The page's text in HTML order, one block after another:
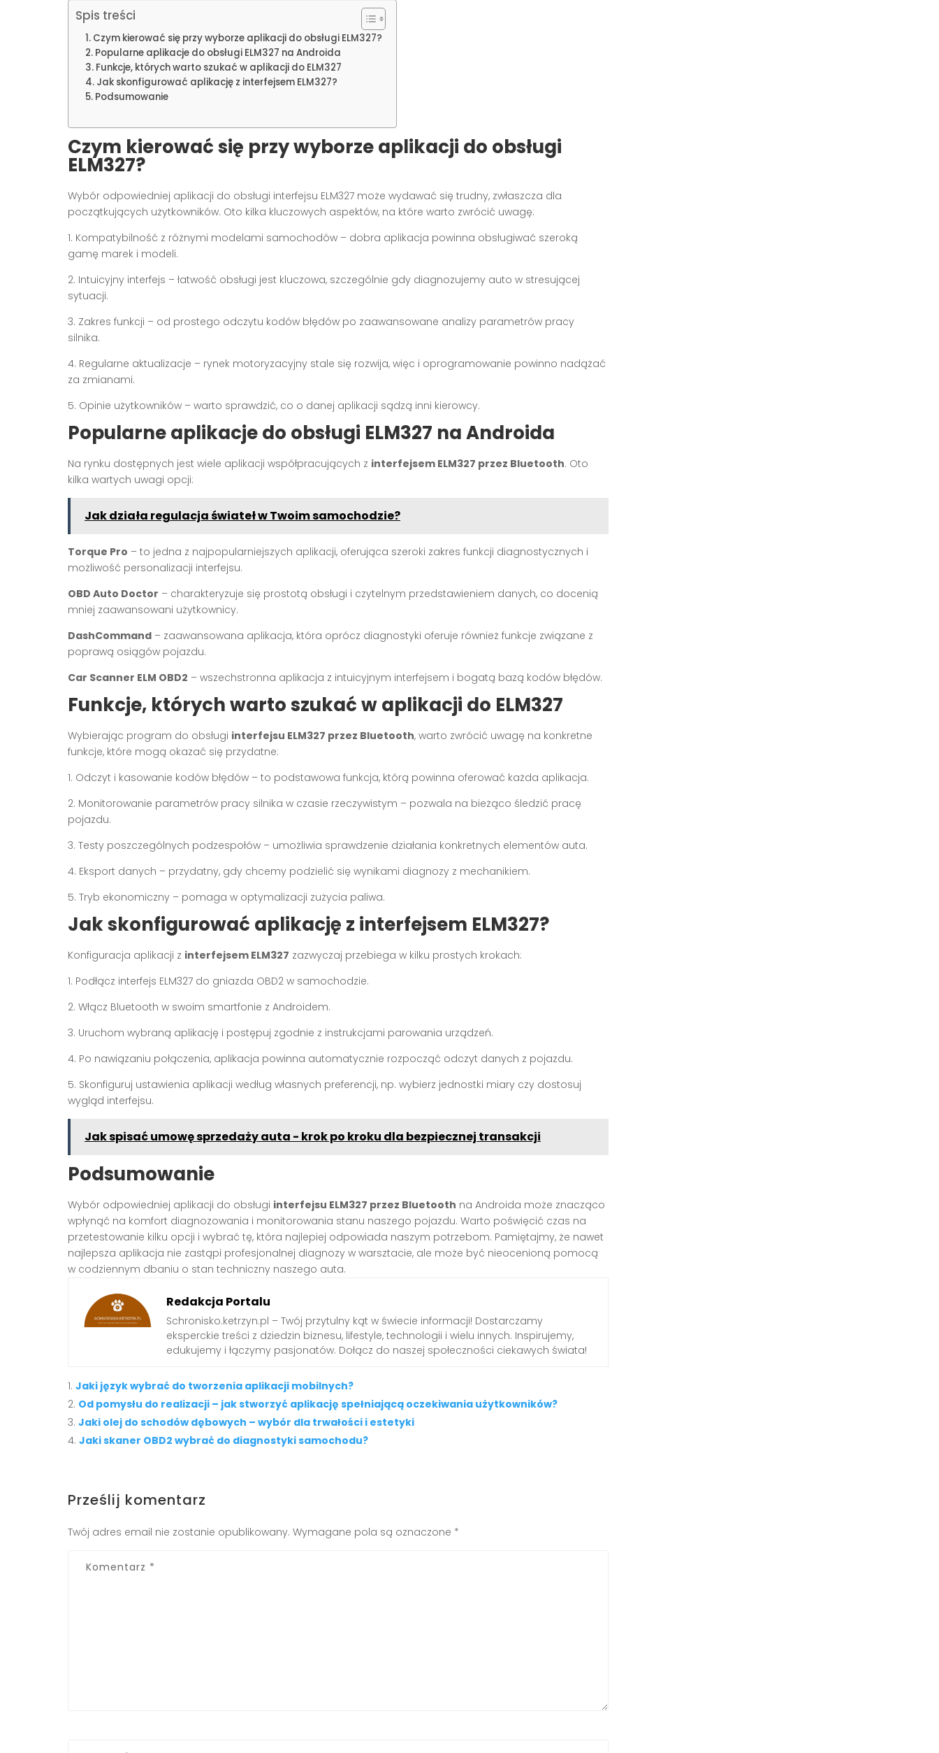
Spis treści
Czym kierować się przy wyborze aplikacji do obsługi ELM327?
Popularne aplikacje do obsługi ELM327 na Androida
Funkcje, których warto szukać w aplikacji do ELM327
Jak skonfigurować aplikację z interfejsem ELM327?
Podsumowanie
Czym kierować się przy wyborze aplikacji do obsługi
ELM327?
Wybór odpowiedniej aplikacji do obsługi interfejsu ELM327 może wydawać się trudny, zwłaszcza dla
początkujących użytkowników. Oto kilka kluczowych aspektów, na które warto zwrócić uwagę:
1. Kompatybilność z różnymi modelami samochodów – dobra aplikacja powinna obsługiwać szeroką
gamę marek i modeli.
2. Intuicyjny interfejs – łatwość obsługi jest kluczowa, szczególnie gdy diagnozujemy auto w stresującej
sytuacji.
3. Zakres funkcji – od prostego odczytu kodów błędów po zaawansowane analizy parametrów pracy
silnika.
4. Regularne aktualizacje – rynek motoryzacyjny stale się rozwija, więc i oprogramowanie powinno nadążać
za zmianami.
5. Opinie użytkowników – warto sprawdzić, co o danej aplikacji sądzą inni kierowcy.
Popularne aplikacje do obsługi ELM327 na Androida
Na rynku dostępnych jest wiele aplikacji współpracujących z interfejsem ELM327 przez Bluetooth. Oto
kilka wartych uwagi opcji:
Jak działa regulacja świateł w Twoim samochodzie?
Torque Pro – to jedna z najpopularniejszych aplikacji, oferująca szeroki zakres funkcji diagnostycznych i
możliwość personalizacji interfejsu.
OBD Auto Doctor – charakteryzuje się prostotą obsługi i czytelnym przedstawieniem danych, co docenią
mniej zaawansowani użytkownicy.
DashCommand – zaawansowana aplikacja, która oprócz diagnostyki oferuje również funkcje związane z
poprawą osiągów pojazdu.
Car Scanner ELM OBD2 – wszechstronna aplikacja z intuicyjnym interfejsem i bogatą bazą kodów błędów.
Funkcje, których warto szukać w aplikacji do ELM327
Wybierając program do obsługi interfejsu ELM327 przez Bluetooth, warto zwrócić uwagę na konkretne
funkcje, które mogą okazać się przydatne:
1. Odczyt i kasowanie kodów błędów – to podstawowa funkcja, którą powinna oferować każda aplikacja.
2. Monitorowanie parametrów pracy silnika w czasie rzeczywistym – pozwala na bieżąco śledzić pracę
pojazdu.
3. Testy poszczególnych podzespołów – umożliwia sprawdzenie działania konkretnych elementów auta.
4. Eksport danych – przydatny, gdy chcemy podzielić się wynikami diagnozy z mechanikiem.
5. Tryb ekonomiczny – pomaga w optymalizacji zużycia paliwa.
Jak skonfigurować aplikację z interfejsem ELM327?
Konfiguracja aplikacji z interfejsem ELM327 zazwyczaj przebiega w kilku prostych krokach:
1. Podłącz interfejs ELM327 do gniazda OBD2 w samochodzie.
2. Włącz Bluetooth w swoim smartfonie z Androidem.
3. Uruchom wybraną aplikację i postępuj zgodnie z instrukcjami parowania urządzeń.
4. Po nawiązaniu połączenia, aplikacja powinna automatycznie rozpocząć odczyt danych z pojazdu.
5. Skonfiguruj ustawienia aplikacji według własnych preferencji, np. wybierz jednostki miary czy dostosuj
wygląd interfejsu.
Jak spisać umowę sprzedaży auta - krok po kroku dla bezpiecznej transakcji
Podsumowanie
Wybór odpowiedniej aplikacji do obsługi interfejsu ELM327 przez Bluetooth na Androida może znacząco
wpłynąć na komfort diagnozowania i monitorowania stanu naszego pojazdu. Warto poświęcić czas na
przetestowanie kilku opcji i wybrać tę, która najlepiej odpowiada naszym potrzebom. Pamiętajmy, że nawet
najlepsza aplikacja nie zastąpi profesjonalnej diagnozy w warsztacie, ale może być nieocenioną pomocą
w codziennym dbaniu o stan techniczny naszego auta.
Redakcja Portalu
Schronisko.ketrzyn.pl – Twój przytulny kąt w świecie informacji! Dostarczamy
eksperckie treści z dziedzin biznesu, lifestyle, technologii i wielu innych. Inspirujemy,
edukujemy i łączymy pasjonatów. Dołącz do naszej społeczności ciekawych świata!
Jaki język wybrać do tworzenia aplikacji mobilnych?
Od pomysłu do realizacji – jak stworzyć aplikację spełniającą oczekiwania użytkowników?
Jaki olej do schodów dębowych – wybór dla trwałości i estetyki
Jaki skaner OBD2 wybrać do diagnostyki samochodu?
Prześlij komentarz
Twój adres email nie zostanie opublikowany. Wymagane pola są oznaczone *